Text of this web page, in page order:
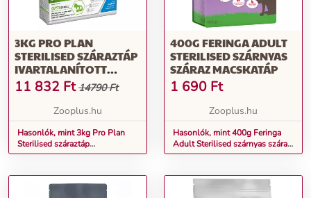
3KG PRO PLAN
STERILISED SZÁRAZTÁP
IVARTALANÍTOTT
MACSKÁKNAK - NYÚL
11 832 Ft 14790 Ft
Zooplus.hu
Hasonlók, mint 3kg Pro Plan
Sterilised száraztáp
ivartalanított macskáknak - Nyúl
400G FERINGA ADULT
STERILISED SZÁRNYAS
SZÁRAZ MACSKATÁP
1 690 Ft
Zooplus.hu
Hasonlók, mint 400g Feringa
Adult Sterilised szárnyas száraz
macskatáp